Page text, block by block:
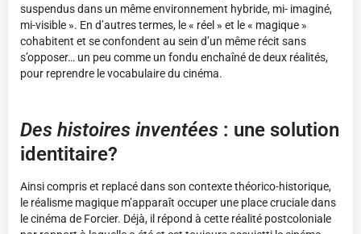
suspendus dans un même environnement hybride, mi- imaginé,
mi-visible ». En d’autres termes, le « réel » et le « magique »
cohabitent et se confondent au sein d’un même récit sans
s’opposer… un peu comme un fondu enchaîné de deux réalités,
pour reprendre le vocabulaire du cinéma.
Des histoires inventées : une solution
identitaire?
Ainsi compris et replacé dans son contexte théorico-historique,
le réalisme magique m’apparaît occuper une place cruciale dans
le cinéma de Forcier. Déjà, il répond à cette réalité postcoloniale